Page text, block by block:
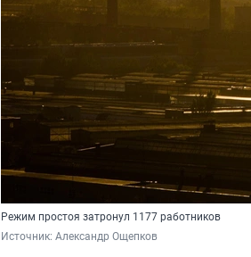
Режим простоя затронул 1177 работников
Источник: Александр Ощепков